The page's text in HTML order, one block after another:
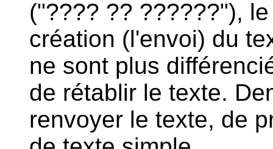
("???? ?? ??????"),
création (l'envoi) du
ne sont plus
de rétablir le texte.
renvoyer le texte, de